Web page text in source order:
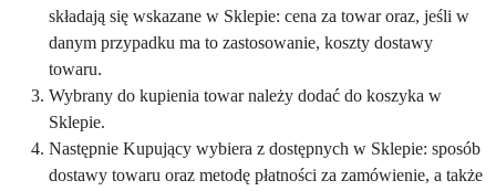
składają się wskazane w Sklepie: cena za towar oraz, jeśli w
danym przypadku ma to zastosowanie, koszty dostawy
towaru.
Wybrany do kupienia towar należy dodać do koszyka w
Sklepie.
Następnie Kupujący wybiera z dostępnych w Sklepie: sposób
dostawy towaru oraz metodę płatności za zamówienie, a także